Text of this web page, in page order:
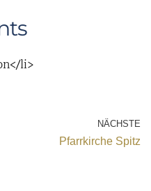
li>
NÄCHSTE
Pfarrkirche Spitz